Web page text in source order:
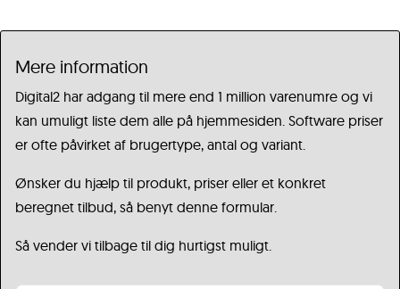
Mere information
Digital2 har adgang til mere end 1 million varenumre og vi
kan umuligt liste dem alle på hjemmesiden. Software priser
er ofte påvirket af brugertype, antal og variant.
Ønsker du hjælp til produkt, priser eller et konkret
beregnet tilbud, så benyt denne formular.
Så vender vi tilbage til dig hurtigst muligt.